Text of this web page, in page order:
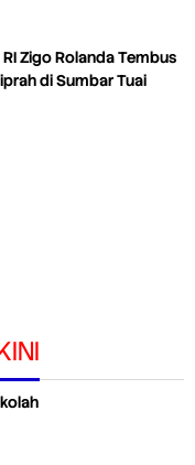
Zigo Rolanda Tembus
di Sumbar Tuai